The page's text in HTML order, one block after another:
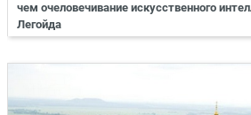
чем очеловечивание искусственного
Легойда